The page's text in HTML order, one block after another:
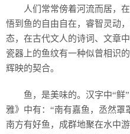
人们常常傍着河流而居，
悟到鱼的自由自在，睿智灵动
态，在古代文人的诗词、文章
瓷器上的鱼纹有一种似曾相识
辉映的契合。
鱼，是美味的。汉字中“鲜
雅》中有：“南有嘉鱼，丞然罩
南方有好鱼，成群地聚在水中